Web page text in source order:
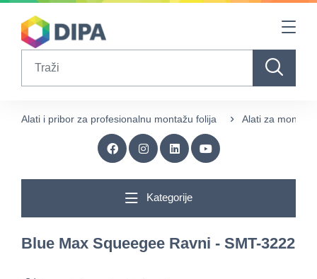
Table Of Content
Alati i pribor za profesionalnu montažu folija Alati za
Kategorije
Blue Max Squeegee Ravni - SMT-3222